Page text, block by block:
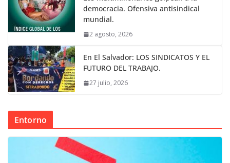
democracia. Ofensiva antisindical
mundial.
2 agosto, 2026
En El Salvador: LOS SINDICATOS Y EL
FUTURO DEL TRABAJO.
27 julio, 2026
Entorno